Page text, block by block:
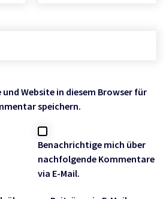
und Website in diesem Browser für
speichern.
Benachrichtige mich über
nachfolgende Kommentare
via E-Mail.